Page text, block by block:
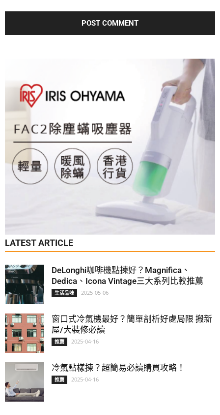
LATEST ARTICLE
DeLonghi咖啡機點揀好？Magnifica、
Dedica、Icona Vintage三大系列比較推薦
生活品味 2025-05-06
窗口式冷氣機最好？簡單剖析好處局限 搬新
屋/大裝修必讀
推薦 2025-04-16
冷氣點樣揀？超簡易必讀購買攻略！
推薦 2025-04-16